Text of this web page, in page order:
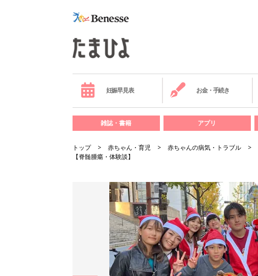
妊娠早見表 お金・手続き
雑誌・書籍 アプリ
トップ 赤ちゃん・育児 赤ちゃんの病気・トラブル
【脊髄腫瘍・体験談】